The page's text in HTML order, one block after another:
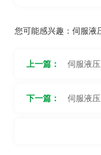
您可能感兴趣： 伺服液
上一篇： 伺服液
下一篇： 伺服液